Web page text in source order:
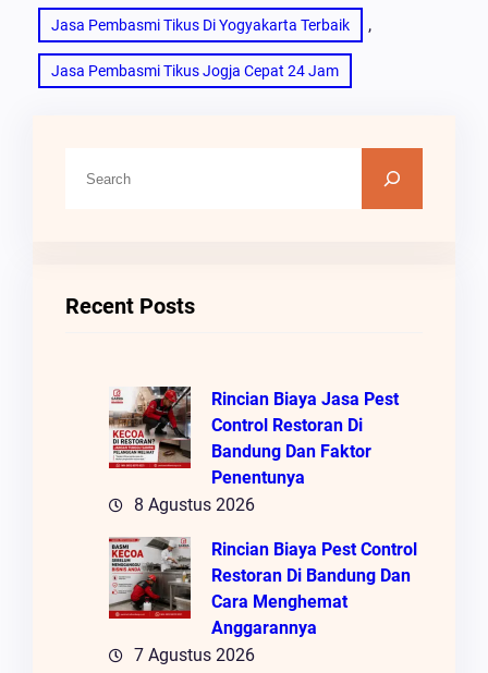
Jasa Pembasmi Tikus Di Yogyakarta Terbaik ,
Jasa Pembasmi Tikus Jogja Cepat 24 Jam
Recent Posts
Rincian Biaya Jasa Pest
Control Restoran Di
Bandung Dan Faktor
Penentunya
8 Agustus 2026
Rincian Biaya Pest Control
Restoran Di Bandung Dan
Cara Menghemat
Anggarannya
7 Agustus 2026